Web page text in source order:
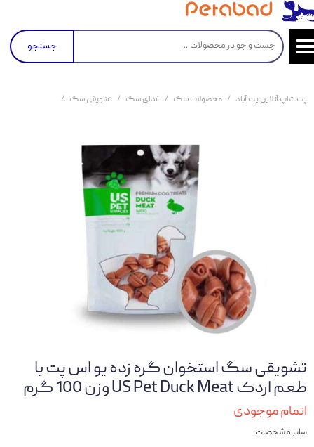
جستجو
پت شاپ آنلاین پت آباد محصولات سگ غذای سگ تشویقی سگ
تشویقی سگ استخوان گره زده یو اس پت با
طعم اردک US Pet Duck Meat وزن 100 گرم
اتمام موجودی
سایر مشخصات: